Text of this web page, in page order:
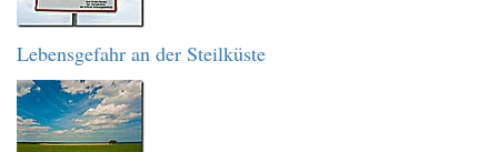
Lebensgefahr an der Steilküste